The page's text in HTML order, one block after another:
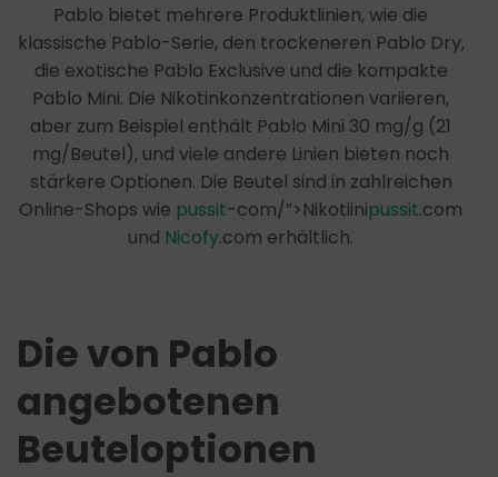
Pablo bietet mehrere Produktlinien, wie die
klassische Pablo-Serie, den trockeneren Pablo Dry,
die exotische Pablo Exclusive und die kompakte
Pablo Mini. Die Nikotinkonzentrationen variieren,
aber zum Beispiel enthält Pablo Mini 30 mg/g (21
mg/Beutel), und viele andere Linien bieten noch
stärkere Optionen. Die Beutel sind in zahlreichen
Online-Shops wie pussit-com/”>Nikotiinipussit.com
und Nicofy.com erhältlich.
Die von Pablo
angebotenen
Beuteloptionen